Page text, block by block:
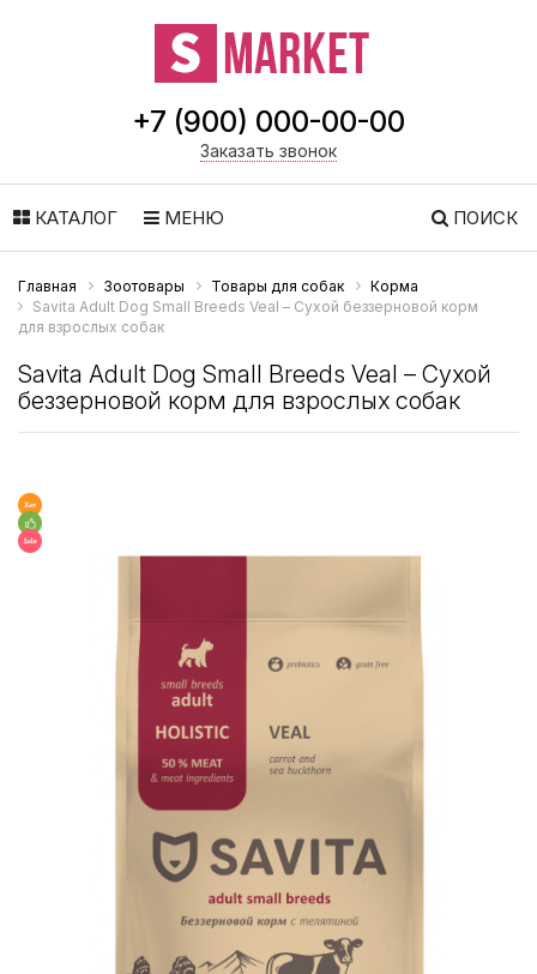
+7 (900) 000-00-00
Заказать звонок
КАТАЛОГ МЕНЮ ПОИСК
Главная Зоотовары Товары для собак
Корма
Savita Adult Dog Small Breeds Veal – Сухой беззерновой корм
для взрослых собак
Savita Adult Dog Small Breeds Veal – Сухой
беззерновой корм для взрослых собак